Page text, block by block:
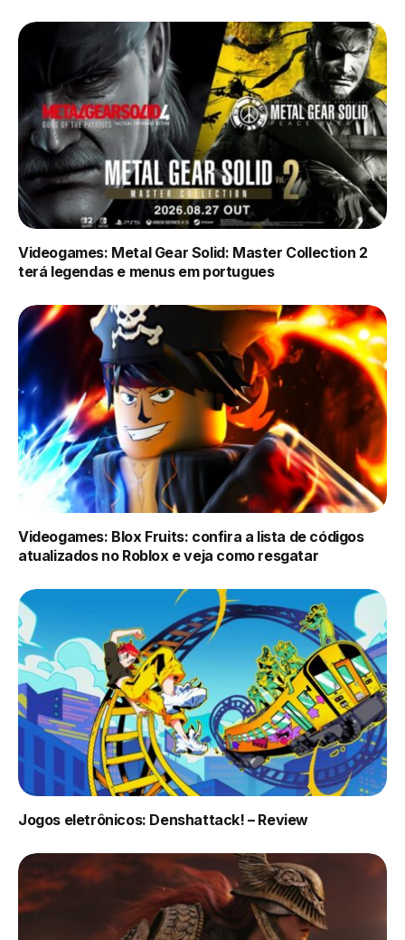
Videogames: Metal Gear Solid: Master Collection 2
terá legendas e menus em portugues
Videogames: Blox Fruits: confira a lista de códigos
atualizados no Roblox e veja como resgatar
Jogos eletrônicos: Denshattack! – Review